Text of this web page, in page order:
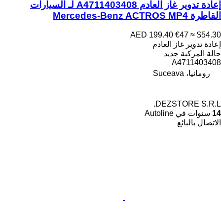
إعادة تدوير غاز العادم A4711403408 لـ السيارات
القاطرة Mercedes-Benz ACTROS MP4
AED 199.40 €47 ≈ $54.30
إعادة تدوير غاز العادم
حالة المركبة جديد
A4711403408
رومانيا، Suceava
DEZSTORE S.R.L.
14 سنوات في Autoline
الاتصال بالبائع